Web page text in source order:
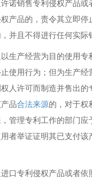
许诺销售专利侵权产品
产品的，责令其立即停
并且不得进行任何实际
以生产经营为目的使用专
使用行为；但为生产经
人许可而制造并售出的
品合法来源的，对于权
管理专利工作的部门应
者举证证明其已支付该
进口专利侵权产品或者